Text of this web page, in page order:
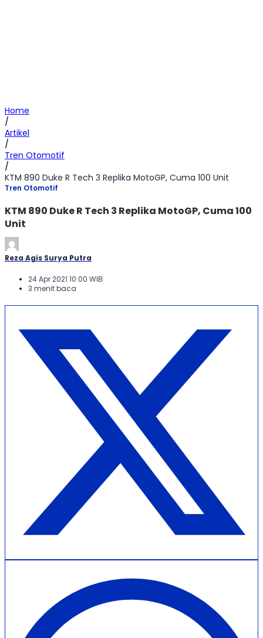
Home
/
Artikel
/
Tren Otomotif
/
KTM 890 Duke R Tech 3 Replika MotoGP, Cuma 100 Unit
Tren Otomotif
KTM 890 Duke R Tech 3 Replika MotoGP, Cuma 100
Unit
Reza Agis Surya Putra
24 Apr 2021 10:00 WIB
3 menit baca